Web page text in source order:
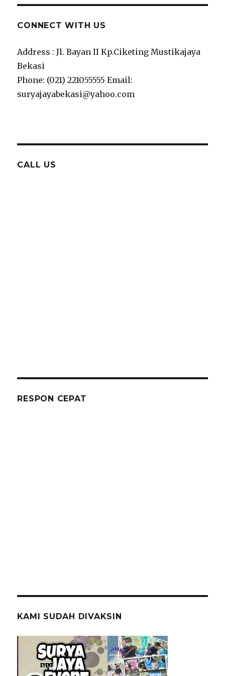
CONNECT WITH US
Address : Jl. Bayan II Kp.Ciketing Mustikajaya
Bekasi
Phone: (021) 221055555 Email:
suryajayabekasi@yahoo.com
CALL US
RESPON CEPAT